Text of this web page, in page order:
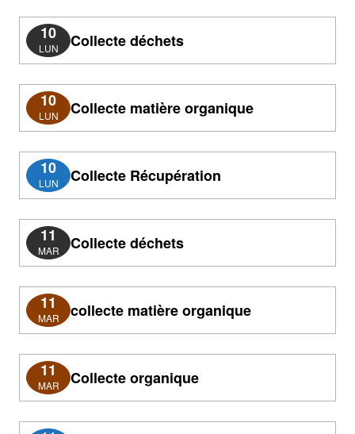
10
LUN Collecte déchets
10
LUN Collecte matière organique
10
LUN Collecte Récupération
11
MAR Collecte déchets
11
MAR collecte matière organique
11
MAR Collecte organique